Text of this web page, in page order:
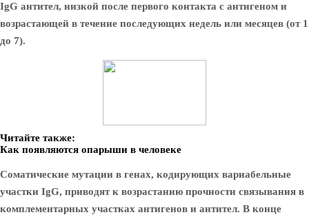
IgG антител, низкой после первого контакта с антигеном и
возрастающей в течение последующих недель или месяцев (от 1
до 7).
Читайте также:
Как появляются опарыши в человеке
Соматические мутации в генах, кодирующих вариабельные
участки IgG, приводят к возрастанию прочности связывания в
комплементарных участках антигенов и антител. В конце